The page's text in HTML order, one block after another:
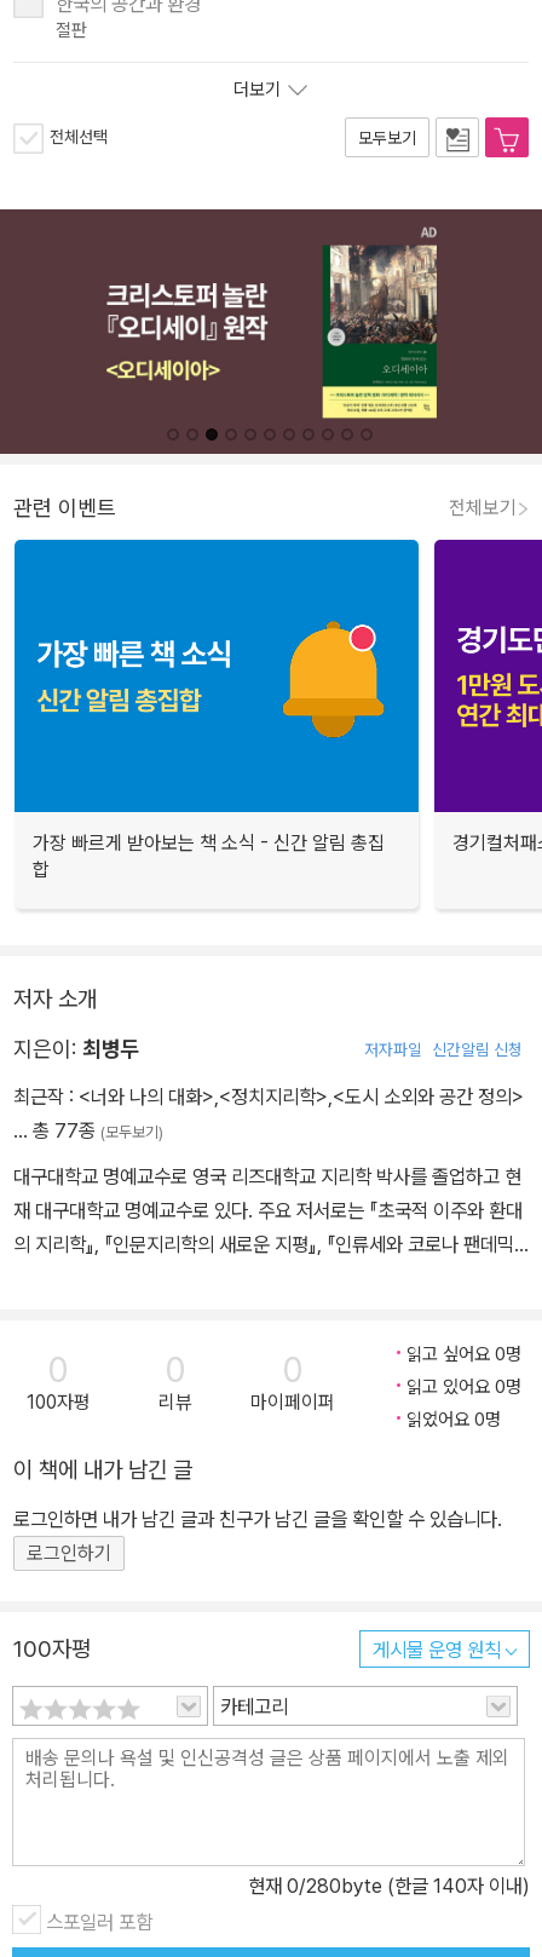
절판
더보기
전체선택 모두보기
관련 이벤트 전체보기
가장 빠르게 받아보는 책 소식 - 신간 알림 총집
합
경기컬처
저자 소개
지은이: 최병두 저자파일 신간알림 신청
최근작 : <너와 나의 대화>,<정치지리학>,<도시 소외와 공간 정의>
… 총 77종 (모두보기)
대구대학교 명예교수로 영국 리즈대학교 지리학 박사를 졸업하고 현
재 대구대학교 명예교수로 있다. 주요 저서로는 『초국적 이주와 환대
의 지리학』, 『인문지리학의 새로운 지평』, 『인류세와 코로나 팬데믹』,
0
100자평
0
리뷰
0
마이페이퍼
읽고 싶어요 0명
읽고 있어요 0명
읽었어요 0명
이 책에 내가 남긴 글
로그인하면 내가 남긴 글과 친구가 남긴 글을 확인할 수 있습니다.
로그인하기
100자평 게시물 운영 원칙
카테고리
현재 0/280byte (한글 140자 이내)
스포일러 포함